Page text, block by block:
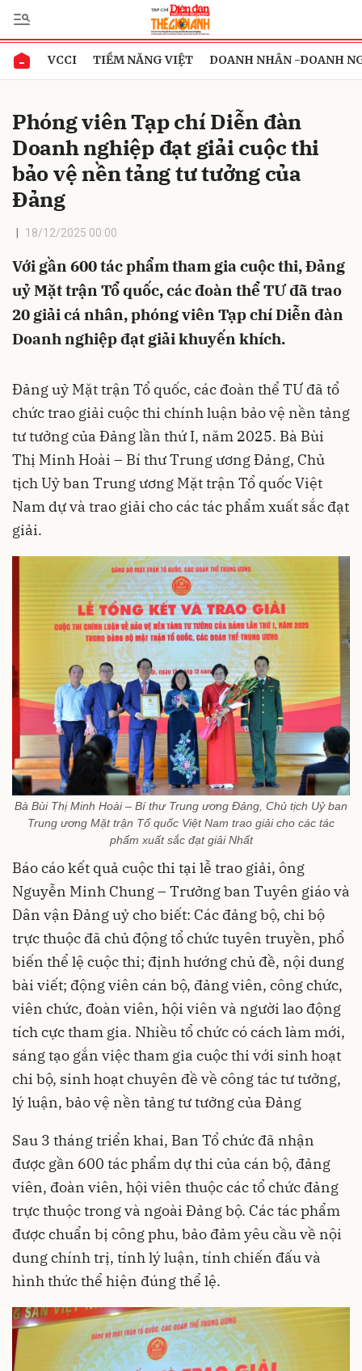
VCCI TIỀM NĂNG VIỆT DOANH NHÂN -DOANH
Phóng viên Tạp chí Diễn đàn
Doanh nghiệp đạt giải cuộc thi
bảo vệ nền tảng tư tưởng của
Đảng
18/12/2025 00:00
Với gần 600 tác phẩm tham gia cuộc thi, Đảng
uỷ Mặt trận Tổ quốc, các đoàn thể TƯ đã trao
20 giải cá nhân, phóng viên Tạp chí Diễn đàn
Doanh nghiệp đạt giải khuyến khích.
Đảng uỷ Mặt trận Tổ quốc, các đoàn thể TƯ đã tổ
chức trao giải cuộc thi chính luận bảo vệ nền tảng
tư tưởng của Đảng lần thứ I, năm 2025. Bà Bùi
Thị Minh Hoài – Bí thư Trung ương Đảng, Chủ
tịch Uỷ ban Trung ương Mặt trận Tổ quốc Việt
Nam dự và trao giải cho các tác phẩm xuất sắc đạt
giải.
Bà Bùi Thị Minh Hoài – Bí thư Trung ương Đảng, Chủ tịch Uỷ ban
Trung ương Mặt trận Tổ quốc Việt Nam trao giải cho các tác
phẩm xuất sắc đạt giải Nhất
Báo cáo kết quả cuộc thi tại lễ trao giải, ông
Nguyễn Minh Chung – Trưởng ban Tuyên giáo và
Dân vận Đảng uỷ cho biết: Các đảng bộ, chi bộ
trực thuộc đã chủ động tổ chức tuyên truyền, phổ
biến thể lệ cuộc thi; định hướng chủ đề, nội dung
bài viết; động viên cán bộ, đảng viên, công chức,
viên chức, đoàn viên, hội viên và người lao động
tích cực tham gia. Nhiều tổ chức có cách làm mới,
sáng tạo gắn việc tham gia cuộc thi với sinh hoạt
chi bộ, sinh hoạt chuyên đề về công tác tư tưởng,
lý luận, bảo vệ nền tảng tư tưởng của Đảng
Sau 3 tháng triển khai, Ban Tổ chức đã nhận
được gần 600 tác phẩm dự thi của cán bộ, đảng
viên, đoàn viên, hội viên thuộc các tổ chức đảng
trực thuộc trong và ngoài Đảng bộ. Các tác phẩm
được chuẩn bị công phu, bảo đảm yêu cầu về nội
dung chính trị, tính lý luận, tính chiến đấu và
hình thức thể hiện đúng thể lệ.
Gửi bình luận